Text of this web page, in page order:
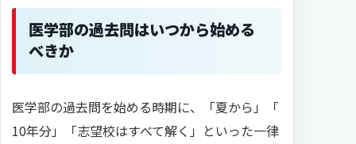
医学部の過去問はいつから始める
べきか
医学部の過去問を始める時期に、「夏から」「
10年分」「志望校はすべて解く」といった一律